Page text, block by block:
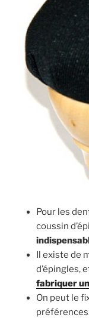
Pour les
coussin
Il existe de
d’épingles,
fabriquer un
On peut le